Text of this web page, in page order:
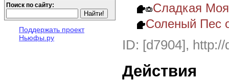
Поиск по сайту:
Поддержать проект
Ньюфы.ру
Сладкая
Соленый Пес
ID: [d7904],
Действия